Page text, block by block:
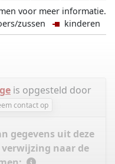
voor meer informatie.
zussen kinderen
is opgesteld door
contact op
gegevens uit deze
naar de